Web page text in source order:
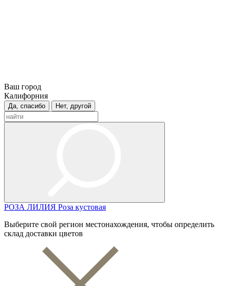
Ваш город
Калифорния
Да, спасибо Нет, другой
РОЗА ЛИЛИЯ Роза кустовая
Выберите свой регион местонахождения, чтобы определить
склад доставки цветов